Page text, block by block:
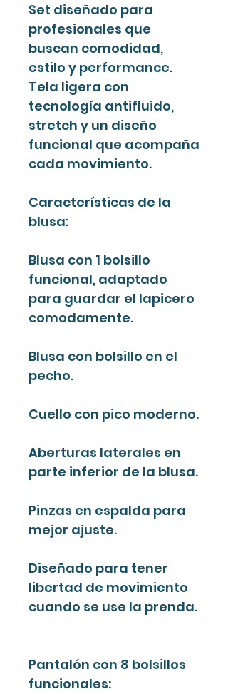
Set diseñado para
profesionales que
buscan comodidad,
estilo y performance.
Tela ligera con
tecnología antifluido,
stretch y un diseño
funcional que acompaña
cada movimiento.
Características de la
blusa:
Blusa con 1 bolsillo
funcional, adaptado
para guardar el lapicero
comodamente.
Blusa con bolsillo en el
pecho.
Cuello con pico moderno.
Aberturas laterales en
parte inferior de la blusa.
Pinzas en espalda para
mejor ajuste.
Diseñado para tener
libertad de movimiento
cuando se use la prenda.
Pantalón con 8 bolsillos
funcionales: